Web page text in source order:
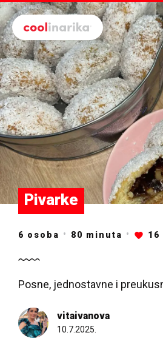
Preskoči na glavni sadržaj
Pivarke
6 osoba 80 minuta 16
Posne, jednostavne i
vitaivanova
10.7.2025.